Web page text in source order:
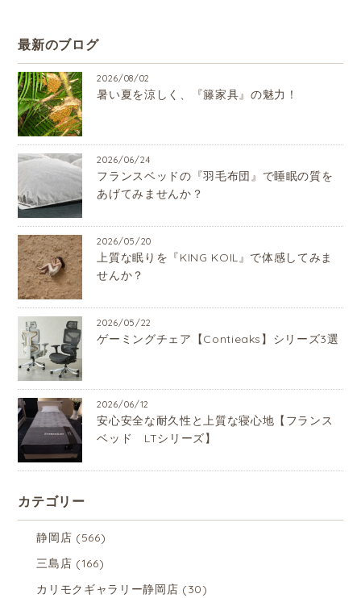
最新のブログ
2026/08/02
暑い夏を涼しく、『籐家具』の魅力！
2026/06/24
フランスベッドの『羽毛布団』で睡眠の質を
あげてみませんか？
2026/05/20
上質な眠りを『KING KOIL』で体感してみま
せんか？
2026/05/22
ゲーミングチェア【Contieaks】シリーズ3選
2026/06/12
安心安全な耐久性と上質な寝心地【フランス
ベッド LTシリーズ】
カテゴリー
静岡店 (566)
三島店 (166)
カリモクギャラリー静岡店 (30)